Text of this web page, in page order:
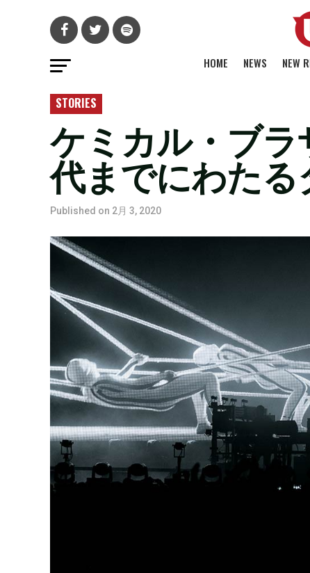
HOME NEWS NEW
STORIES
ケミカル・ブ
代までにわた
Published on 2月 3, 2020